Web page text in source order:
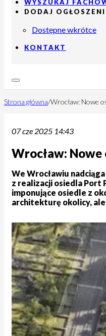
WYSZUKAJ
DODAJ
Dostępne wkrótce
KONTAKT
Strona główna/Wrocław: Nowe
07 cze 2025 14:43
Wrocław: Nowe
We Wrocławiu
z realizacji osiedla Port
imponujące osiedle z
architekturę okolicy, ale